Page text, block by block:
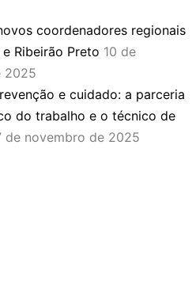
coordenadores regionais
Ribeirão Preto 10 de
2025
e cuidado: a parceria
do trabalho e o técnico de
de novembro de 2025